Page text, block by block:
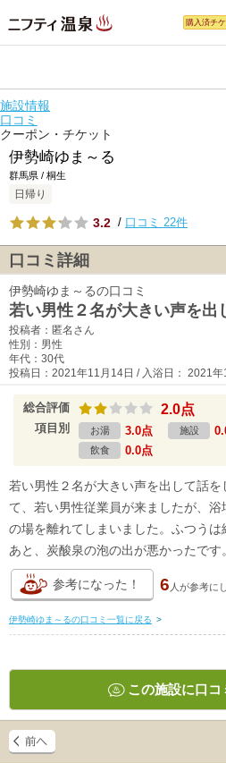
購入済チ
施設情報
口コミ
クーポン・チケット
伊勢崎ゆま～る
群馬県 / 桐生
日帰り
3.2 / 口コミ 22件
口コミ詳細
伊勢崎ゆま～るの口コミ
若い男性２名が大きい声を
投稿者：匿名さん
性別：男性
年代：30代
投稿日：2021年11月14日 / 入浴日： 2021
総合評価 2.0点
項目別 お湯 3.0点 施設
飲食 0.0点
若い男性２名が大きい声を出して話
て、若い男性従業員が来ましたが、
の場を離れてしまいました。ふつうは
あと、炭酸泉の泡の出が悪かったです。
参考になった！ 6 人が参考に
伊勢崎ゆま～るの口コミ一覧に戻る >
この施設に口コ